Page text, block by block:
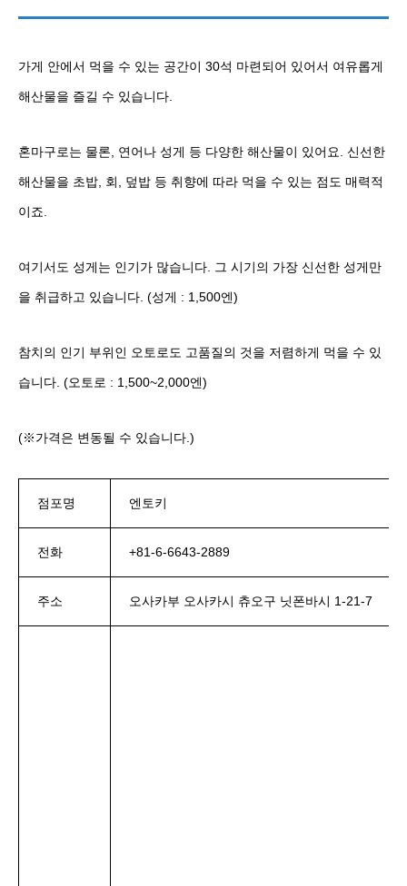
가게 안에서 먹을 수 있는 공간이 30석 마련되어 있어서 여유롭게
해산물을 즐길 수 있습니다.
혼마구로는 물론, 연어나 성게 등 다양한 해산물이 있어요. 신선한
해산물을 초밥, 회, 덮밥 등 취향에 따라 먹을 수 있는 점도 매력적
이죠.
여기서도 성게는 인기가 많습니다. 그 시기의 가장 신선한 성게만
을 취급하고 있습니다. (성게 : 1,500엔)
참치의 인기 부위인 오토로도 고품질의 것을 저렴하게 먹을 수 있
습니다. (오토로 : 1,500~2,000엔)
(※가격은 변동될 수 있습니다.)
점포명 엔토키
전화 +81-6-6643-2889
주소 오사카부 오사카시 츄오구 닛폰바시 1-21-7